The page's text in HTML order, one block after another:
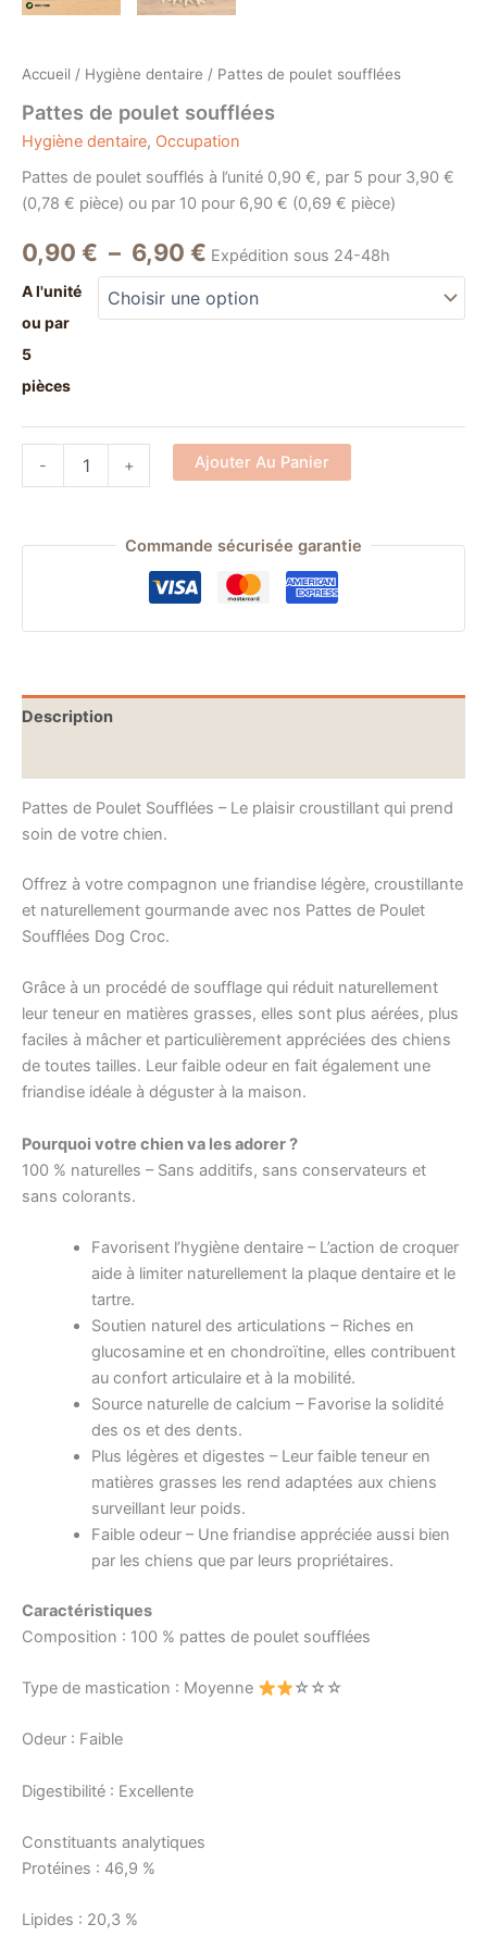
Accueil / Hygiène dentaire / Pattes de poulet soufflées
Pattes de poulet soufflées
Hygiène dentaire, Occupation
Pattes de poulet soufflés à l’unité 0,90 €, par 5 pour 3,90 €
(0,78 € pièce) ou par 10 pour 6,90 € (0,69 € pièce)
0,90 € – 6,90 € Expédition sous 24-48h
A l'unité
ou par
5
pièces
- + Ajouter Au Panier
Commande sécurisée garantie
Description
Pattes de Poulet Soufflées – Le plaisir croustillant qui prend
soin de votre chien.
Offrez à votre compagnon une friandise légère, croustillante
et naturellement gourmande avec nos Pattes de Poulet
Soufflées Dog Croc.
Grâce à un procédé de soufflage qui réduit naturellement
leur teneur en matières grasses, elles sont plus aérées, plus
faciles à mâcher et particulièrement appréciées des chiens
de toutes tailles. Leur faible odeur en fait également une
friandise idéale à déguster à la maison.
Pourquoi votre chien va les adorer ?
100 % naturelles – Sans additifs, sans conservateurs et
sans colorants.
Favorisent l’hygiène dentaire – L’action de croquer
aide à limiter naturellement la plaque dentaire et le
tartre.
Soutien naturel des articulations – Riches en
glucosamine et en chondroïtine, elles contribuent
au confort articulaire et à la mobilité.
Source naturelle de calcium – Favorise la solidité
des os et des dents.
Plus légères et digestes – Leur faible teneur en
matières grasses les rend adaptées aux chiens
surveillant leur poids.
Faible odeur – Une friandise appréciée aussi bien
par les chiens que par leurs propriétaires.
Caractéristiques
Composition : 100 % pattes de poulet soufflées
Type de mastication : Moyenne ☆☆☆
Odeur : Faible
Digestibilité : Excellente
Constituants analytiques
Protéines : 46,9 %
Lipides : 20,3 %